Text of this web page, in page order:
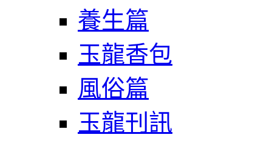
養生篇
玉龍香包
風俗篇
玉龍刊訊